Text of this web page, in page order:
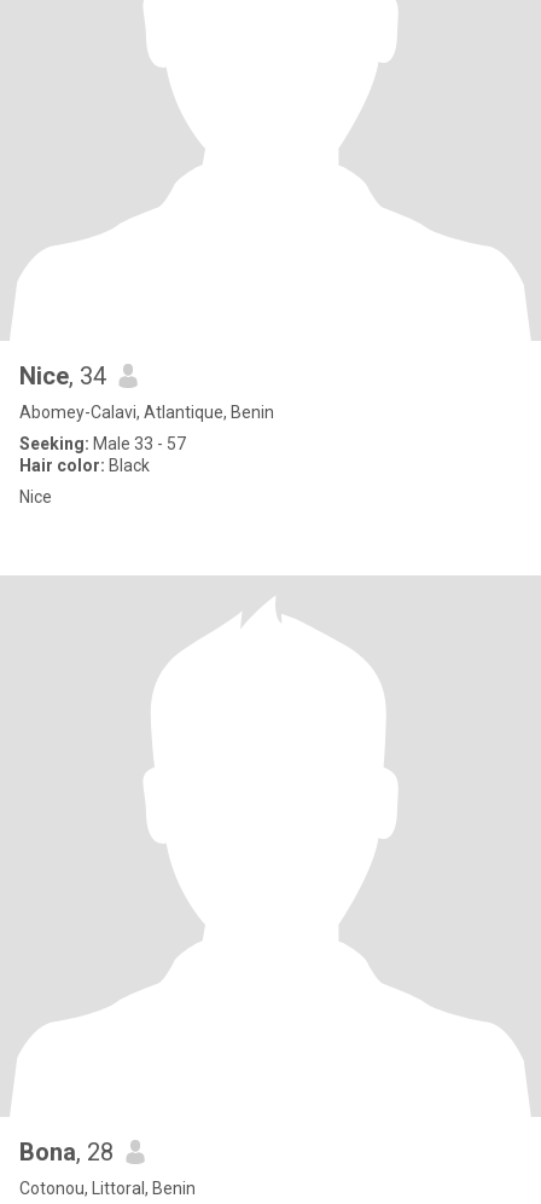
Nice, 34
Abomey-Calavi, Atlantique, Benin
Seeking: Male 33 - 57
Hair color: Black
Nice
Bona, 28
Cotonou, Littoral, Benin